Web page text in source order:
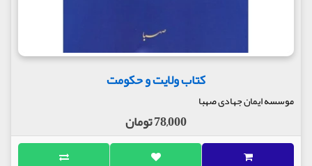
کتاب ولایت و حکومت
موسسه ایمان جهادی صهبا
78,000 تومان